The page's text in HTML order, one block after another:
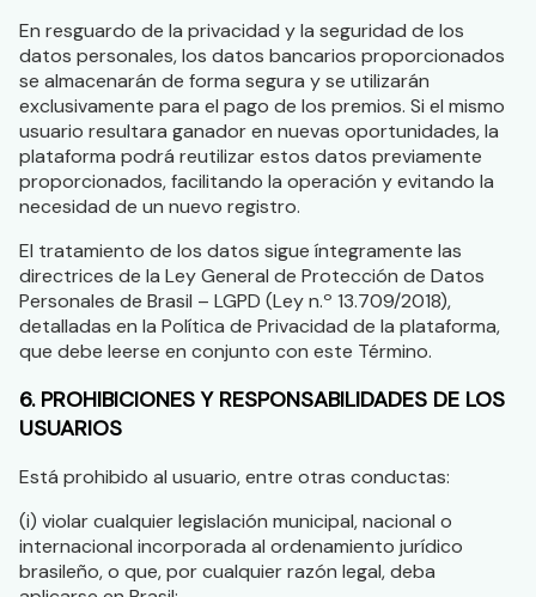
En resguardo de la privacidad y la seguridad de los
datos personales, los datos bancarios proporcionados
se almacenarán de forma segura y se utilizarán
exclusivamente para el pago de los premios. Si el mismo
usuario resultara ganador en nuevas oportunidades, la
plataforma podrá reutilizar estos datos previamente
proporcionados, facilitando la operación y evitando la
necesidad de un nuevo registro.
El tratamiento de los datos sigue íntegramente las
directrices de la Ley General de Protección de Datos
Personales de Brasil – LGPD (Ley n.º 13.709/2018),
detalladas en la Política de Privacidad de la plataforma,
que debe leerse en conjunto con este Término.
6. PROHIBICIONES Y RESPONSABILIDADES DE LOS
USUARIOS
Está prohibido al usuario, entre otras conductas:
(i) violar cualquier legislación municipal, nacional o
internacional incorporada al ordenamiento jurídico
brasileño, o que, por cualquier razón legal, deba